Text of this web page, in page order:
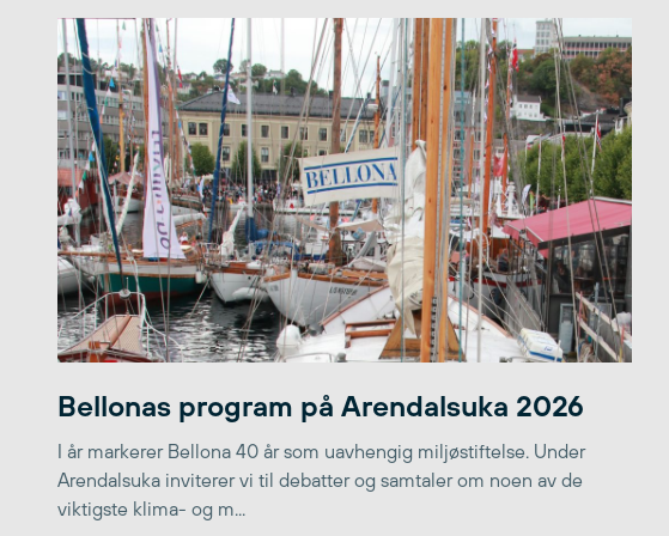
Bellonas program på Arendalsuka 2026
I år markerer Bellona 40 år som uavhengig miljøstiftelse. Under
Arendalsuka inviterer vi til debatter og samtaler om noen av de
viktigste klima- og m...